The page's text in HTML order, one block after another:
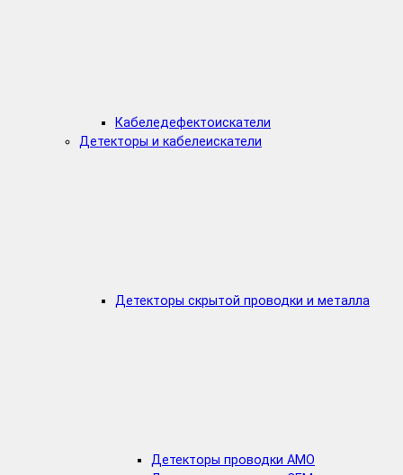
Кабеледефектоискатели
Детекторы и кабелеискатели
Детекторы скрытой проводки и металла
Детекторы проводки AMO